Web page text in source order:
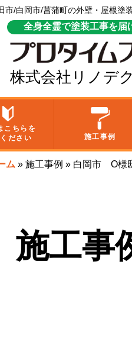
市/白岡市/菖蒲町の外壁・屋根塗
全身全霊で塗装工事を届
株式会社リノデ
こちらを
ださい
施工事例
ム » 施工事例 » 白岡市 O様
施工事